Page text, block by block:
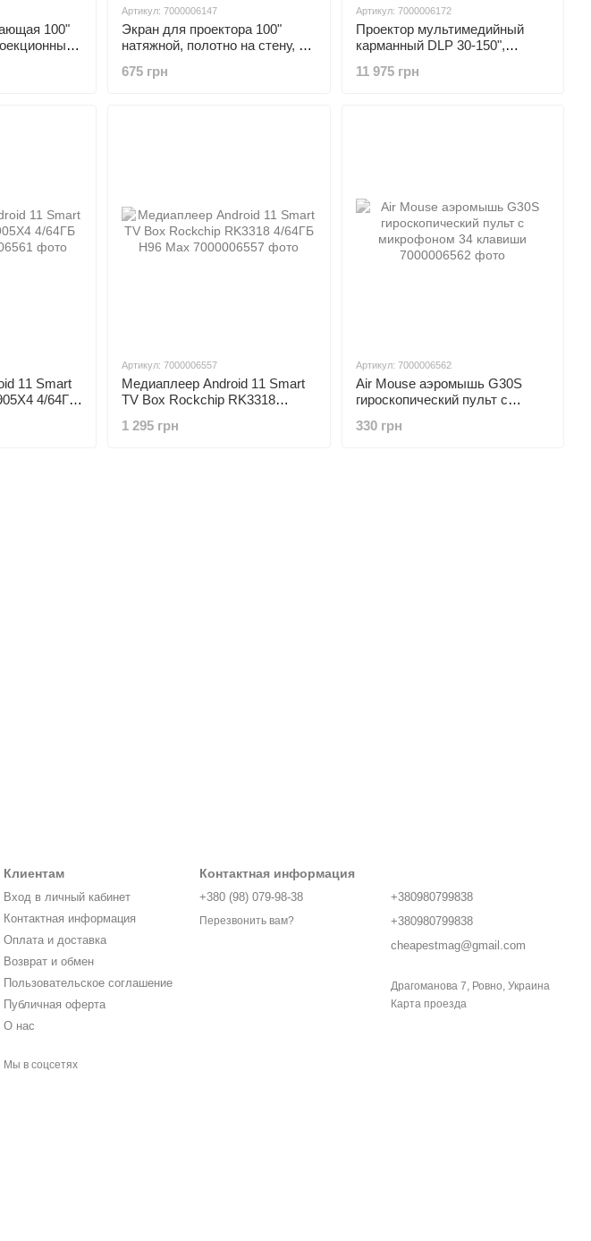
100"
Артикул: 7000006147
Экран для проектора 100"
натяжной, полотно на стену, в
675 грн
Артикул: 7000006172
Проектор мультимедийный
карманный DLP 30-150",
11 975 грн
11 Smart
4/64ГБ
Артикул: 7000006557
Медиаплеер Android 11 Smart
TV Box Rockchip RK3318
1 295 грн
Артикул: 7000006562
Air Mouse аэромышь G30S
гироскопический пульт с
330 грн
Клиентам
Вход в личный кабинет
Контактная информация
Оплата и доставка
Возврат и обмен
Пользовательское соглашение
Публичная оферта
О нас
Мы в соцсетях
Контактная информация
+380 (98) 079-98-38
Перезвонить вам?
+380980799838
+380980799838
cheapestmag@gmail.com
Драгоманова 7, Ровно, Украина
Карта проезда